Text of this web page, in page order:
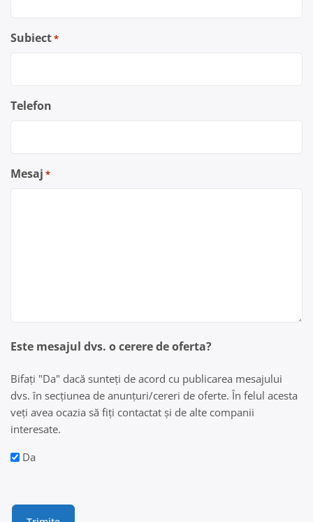
Subiect*
Telefon
Mesaj *
Este mesajul dvs. o cerere de oferta?
Bifați "Da" dacă sunteți de acord cu publicarea mesajului
dvs. în secțiunea de anunțuri/cereri de oferte. În felul acesta
veți avea ocazia să fiți contactat și de alte companii
interesate.
Da